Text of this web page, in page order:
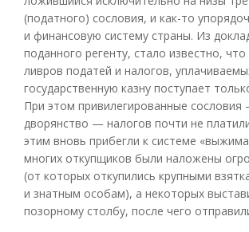
(податного) сословия, и как-то
и финансовую систему страны. Из
поданного регенту, стало известно,
ливров податей и налогов,
государственную казну поступает
При этом привилегированные сословия
дворянство — налогов почти не
этим вновь прибегли к системе
многих откупщиков были наложены
(от которых откупились крупными
и знатным особам), а некоторых
позорному столбу, после чего